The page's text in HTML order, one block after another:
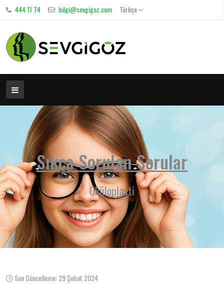
444 11 74 bilgi@sevgigoz.com Türkçe
Sıkça Sorulan Sorular
Oküloplasti
Son Güncelleme: 29 Şubat 2024